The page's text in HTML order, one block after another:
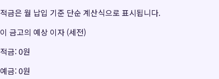
적금은 월 납입 기준 단순 계산식으로 표시됩니다.
이 금고의 예상 이자 (세전)
적금:0원
예금:0원